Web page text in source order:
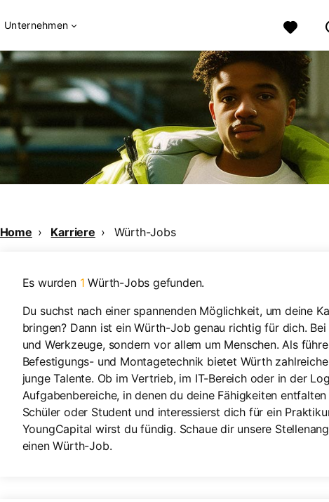
Unternehmen
Home Karriere Würth-Jobs
Es wurden 1 Würth-Jobs gefunden.
Du suchst nach einer spannenden Möglichkeit, um deine
bringen? Dann ist ein Würth-Job genau richtig für dich.
und Werkzeuge, sondern vor allem um Menschen. Als
Befestigungs- und Montagetechnik bietet Würth
junge Talente. Ob im Vertrieb, im IT-Bereich oder in der
Aufgabenbereiche, in denen du deine Fähigkeiten
Schüler oder Student und interessierst dich für ein
YoungCapital wirst du fündig. Schaue dir unsere
einen Würth-Job.